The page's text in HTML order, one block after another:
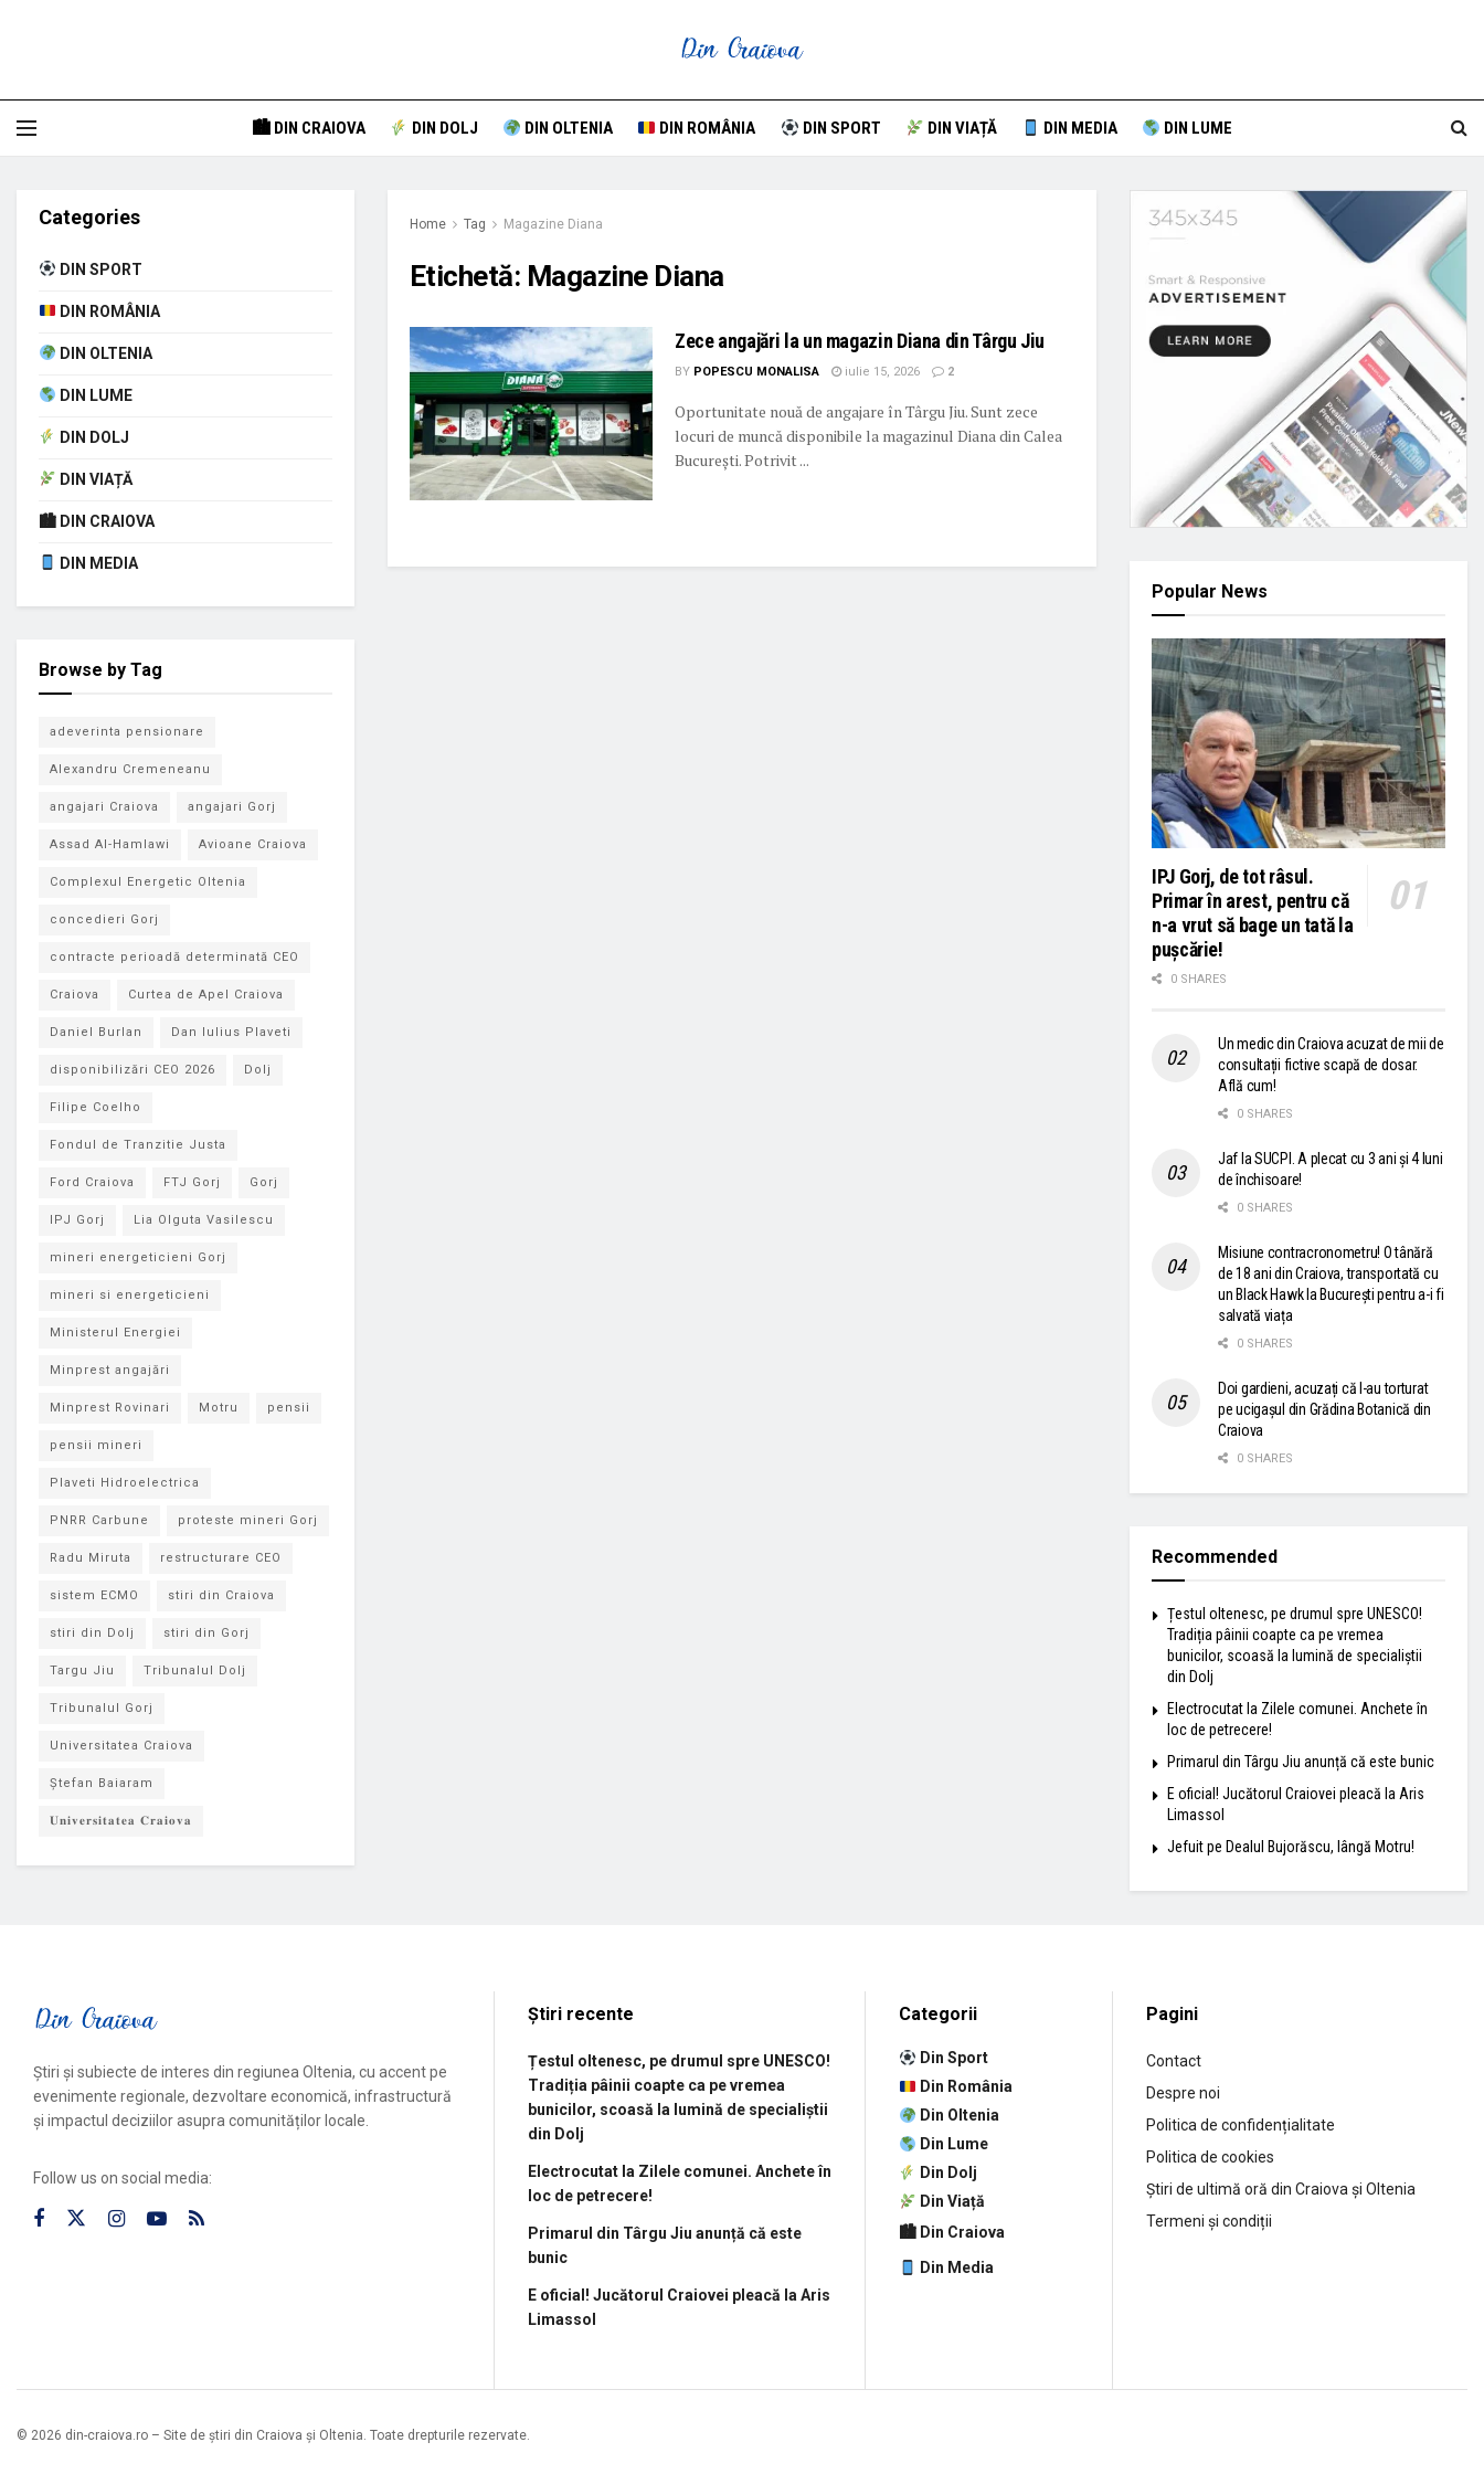
🏙 DIN CRAIOVA DIN DOLJ DIN OLTENIA DIN ROMÂNIA DIN SPORT DIN VIAȚĂ DIN MEDIA DIN LUME
Home Tag Magazine Diana
Etichetă: Magazine Diana
Zece angajări la un magazin Diana din Târgu Jiu
BY POPESCU MONALISA iulie 15, 2026 2
Oportunitate nouă de angajare în Târgu Jiu. Sunt zece
locuri de muncă disponibile la magazinul Diana din Calea
București. Potrivit ...
Categories
DIN SPORT
DIN ROMÂNIA
DIN OLTENIA
DIN LUME
DIN DOLJ
DIN VIAȚĂ
🏙 DIN CRAIOVA
DIN MEDIA
Browse by Tag
adeverinta pensionare
Alexandru Cremeneanu
angajari Craiova angajari Gorj
Assad Al-Hamlawi Avioane Craiova
Complexul Energetic Oltenia
concedieri Gorj
contracte perioadă determinată CEO
Craiova Curtea de Apel Craiova
Daniel Burlan Dan Iulius Plaveti
disponibilizări CEO 2026 Dolj
Filipe Coelho
Fondul de Tranzitie Justa
Ford Craiova FTJ Gorj Gorj
IPJ Gorj Lia Olguta Vasilescu
mineri energeticieni Gorj
mineri si energeticieni
Ministerul Energiei
Minprest angajări
Minprest Rovinari Motru pensii
pensii mineri
Plaveti Hidroelectrica
PNRR Carbune proteste mineri Gorj
Radu Miruta restructurare CEO
sistem ECMO stiri din Craiova
stiri din Dolj stiri din Gorj
Targu Jiu Tribunalul Dolj
Tribunalul Gorj
Universitatea Craiova
Ștefan Baiaram
𝐔𝐧𝐢𝐯𝐞𝐫𝐬𝐢𝐭𝐚𝐭𝐞𝐚 𝐂𝐫𝐚𝐢𝐨𝐯𝐚
Popular News
IPJ Gorj, de tot râsul.
Primar în arest, pentru că
n-a vrut să bage un tată la
pușcărie!
0 SHARES
Un medic din Craiova acuzat de mii de
consultații fictive scapă de dosar.
Află cum!
0 SHARES
Jaf la SUCPI. A plecat cu 3 ani și 4 luni
de închisoare!
0 SHARES
Misiune contracronometru! O tânără
de 18 ani din Craiova, transportată cu
un Black Hawk la București pentru a-i fi
salvată viața
0 SHARES
Doi gardieni, acuzați că l-au torturat
pe ucigașul din Grădina Botanică din
Craiova
0 SHARES
Recommended
Țestul oltenesc, pe drumul spre UNESCO!
Tradiția pâinii coapte ca pe vremea
bunicilor, scoasă la lumină de specialiștii
din Dolj
Electrocutat la Zilele comunei. Anchete în
loc de petrecere!
Primarul din Târgu Jiu anunță că este bunic
E oficial! Jucătorul Craiovei pleacă la Aris
Limassol
Jefuit pe Dealul Bujorăscu, lângă Motru!
Știri și subiecte de interes din regiunea Oltenia, cu accent pe
evenimente regionale, dezvoltare economică, infrastructură
și impactul deciziilor asupra comunităților locale.
Follow us on social media:
Știri recente
Țestul oltenesc, pe drumul spre UNESCO!
Tradiția pâinii coapte ca pe vremea
bunicilor, scoasă la lumină de specialiștii
din Dolj
Electrocutat la Zilele comunei. Anchete în
loc de petrecere!
Primarul din Târgu Jiu anunță că este
bunic
E oficial! Jucătorul Craiovei pleacă la Aris
Limassol
Categorii
Din Sport
Din România
Din Oltenia
Din Lume
Din Dolj
Din Viață
🏙 Din Craiova
Din Media
Pagini
Contact
Despre noi
Politica de confidențialitate
Politica de cookies
Știri de ultimă oră din Craiova și Oltenia
Termeni și condiții
© 2026 din-craiova.ro – Site de știri din Craiova și Oltenia. Toate drepturile rezervate.